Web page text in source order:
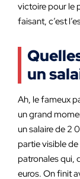
victoire pour le
faisant, c’est
un
Ah, le fameux
un grand
un salaire de 2
partie visible
patronales qui,
euros. On finit